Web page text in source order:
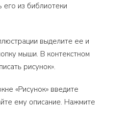
его из библиотеки
выделите ее и
мыши. В контекстном
рисунок».
«Рисунок» введите
ему описание. Нажмите